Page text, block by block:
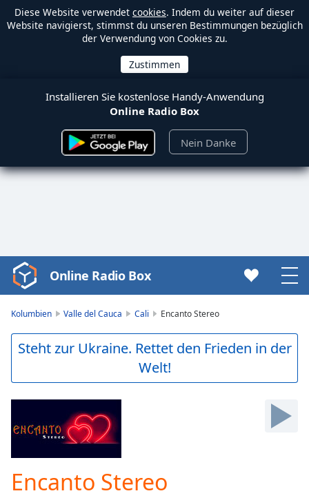
Diese Website verwendet cookies. Indem du weiter auf dieser
Website navigierst, stimmst du unseren Bestimmungen bezüglich
der Verwendung von Cookies zu.
Installieren Sie kostenlose Handy-Anwendung
Online Radio Box
Nein Danke
Video
Player
Play
Video
Skip
Forward
Mute
Online Radio Box
Kolumbien Valle del Cauca Cali Encanto Stereo
Steht zur Ukraine. Rettet den Frieden in der
Welt!
Encanto Stereo